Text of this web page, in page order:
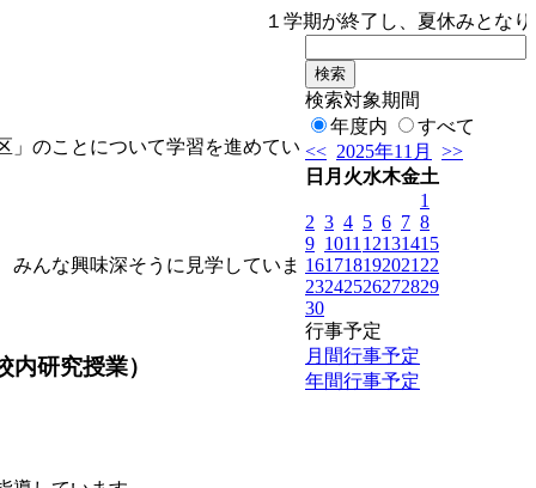
１学期が終了し、夏休みとなりま
」のことについて学習を進めてい
んな興味深そうに見学していま
研究授業）
検索対象期間
年度内
すべて
<< 2025年11月
>>
日 月 火水木金土
1
2 3 4 5 6 7 8
9 1011 12131415
161718192021 22
23242526272829
30
行事予定
月間行事予定
年間行事予定